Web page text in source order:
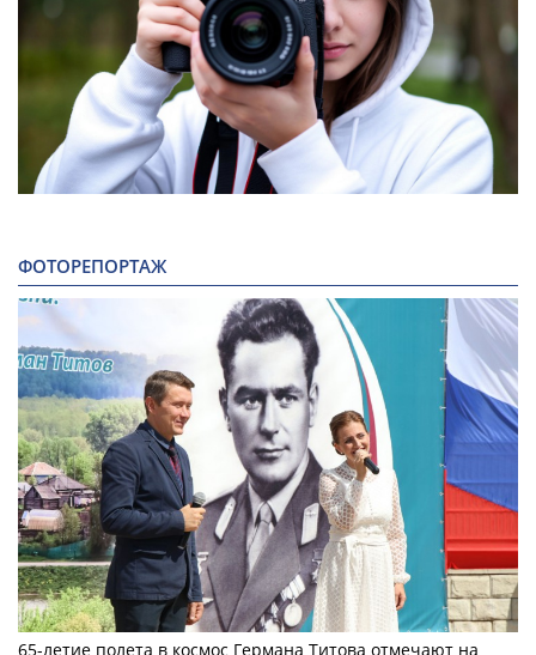
ФОТОРЕПОРТАЖ
65-летие полета в космос Германа Титова отмечают на